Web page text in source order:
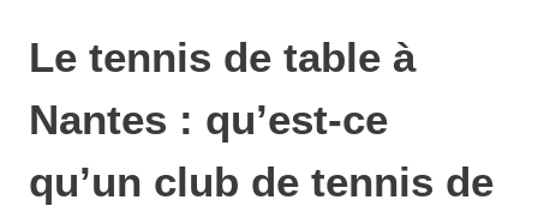
Le tennis de table à
Nantes : qu’est-ce
qu’un club de tennis de